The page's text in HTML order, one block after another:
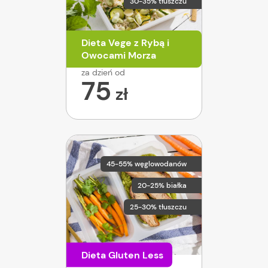
Dieta Vege z Rybą i
Owocami Morza
za dzień od
75 zł
45-55% węglowodanów
20-25% białka
25-30% tłuszczu
Dieta Gluten Less